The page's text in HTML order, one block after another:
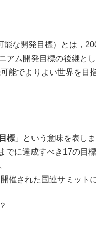
能な開発目標）とは，
アム開発目標の後継とし
能でよりよい世界を目
標 」という意味を表しま
でに達成すべき17の目
催された国連サミット